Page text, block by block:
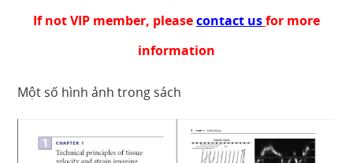
If not VIP member, pleasecontact usfor more
information
Một số hình ảnh trong sách